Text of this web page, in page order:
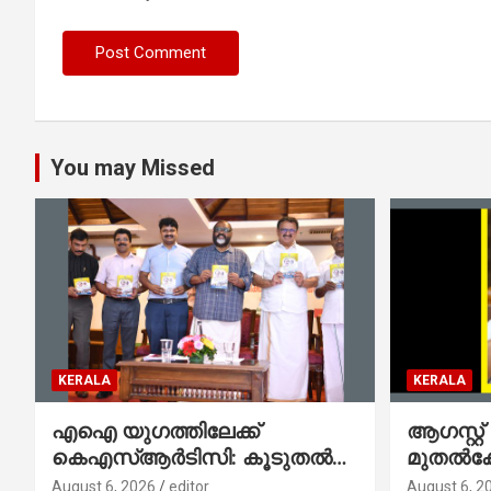
You may Missed
KERALA
എഐ യുഗത്തിലേക്ക്
കെഎസ്ആർടിസി: കൂടുതൽ
ഡിജിറ്റൽ സേവനങ്ങൾ
August 6, 2026 editor
KERALA
ആഗസ്റ്റ്
August 6,